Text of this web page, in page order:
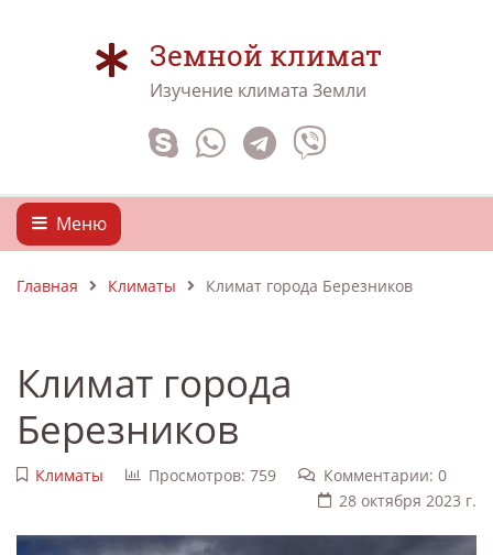
Земной климат
Изучение климата Земли
Меню
Главная Климаты Климат города Березников
Климат города
Березников
Климаты Просмотров: 759
Комментарии: 0
28 октября 2023 г.